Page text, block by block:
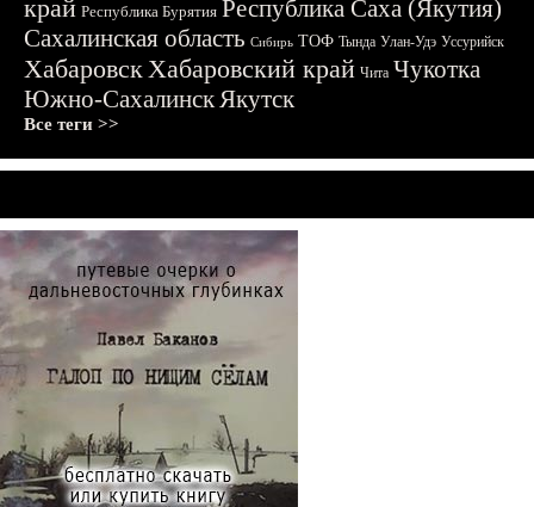
край Республика Бурятия Республика Саха (Якутия)
Сахалинская область Сибирь ТОФ Тында Улан-Удэ Уссурийск
ХабаровскХабаровский край Чита Чукотка
Южно-СахалинскЯкутск
Все теги >>